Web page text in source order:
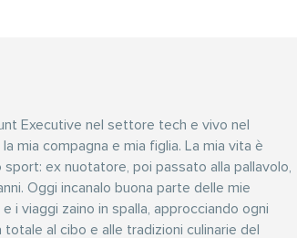
Executive nel settore tech e vivo nel
mia compagna e mia figlia. La mia vita è
ex nuotatore, poi passato alla pallavolo,
Oggi incanalo buona parte delle mie
i viaggi zaino in spalla, approcciando ogni
totale al cibo e alle tradizioni culinarie del